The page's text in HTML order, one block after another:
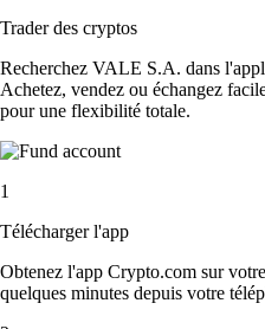
Trader des cryptos
Recherchez VALE S.A. dans
Achetez, vendez ou échangez
pour une flexibilité totale.
1
Télécharger l'app
Obtenez l'app Crypto.com sur
quelques minutes depuis votre